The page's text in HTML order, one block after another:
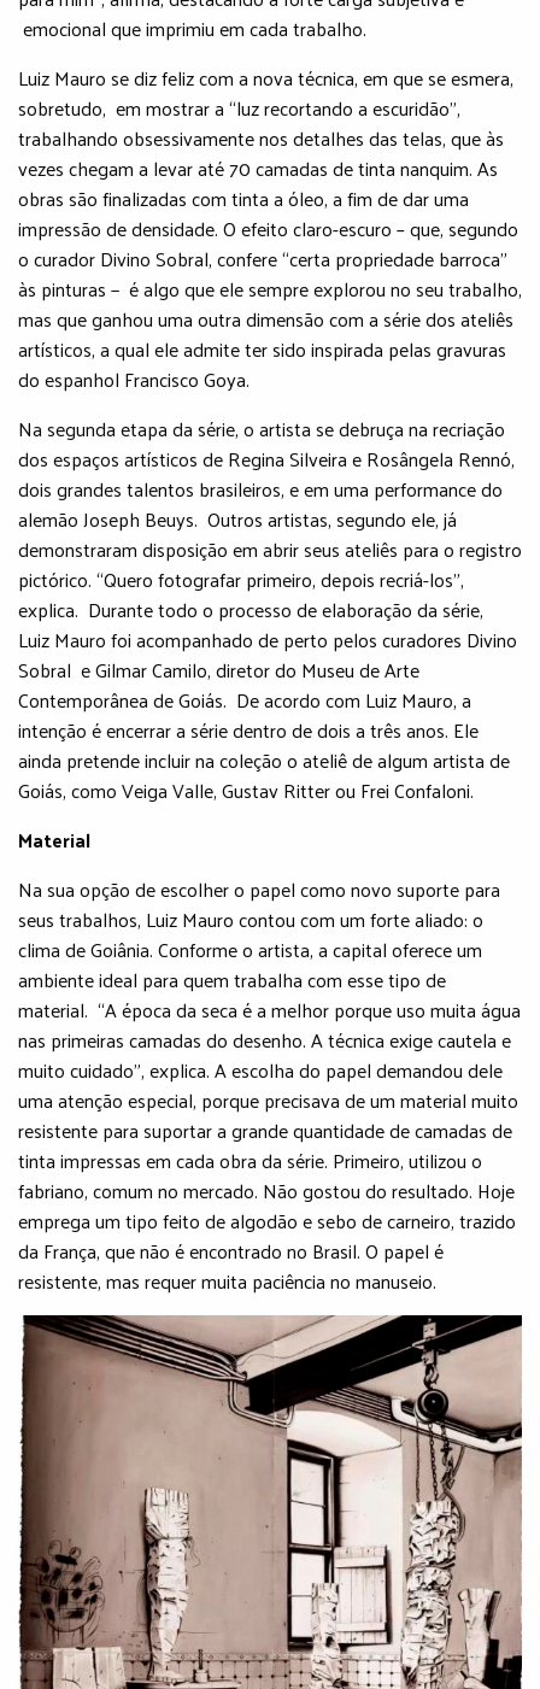
emocional que imprimiu em cada trabalho.
Luiz Mauro se diz feliz com a nova técnica, em que se esmera,
sobretudo, em mostrar a “luz recortando a escuridão”,
trabalhando obsessivamente nos detalhes das telas, que às
vezes chegam a levar até 70 camadas de tinta nanquim. As
obras são finalizadas com tinta a óleo, a fim de dar uma
impressão de densidade. O efeito claro-escuro – que, segundo
o curador Divino Sobral, confere “certa propriedade barroca”
às pinturas − é algo que ele sempre explorou no seu trabalho,
mas que ganhou uma outra dimensão com a série dos ateliês
artísticos, a qual ele admite ter sido inspirada pelas gravuras
do espanhol Francisco Goya.
Na segunda etapa da série, o artista se debruça na recriação
dos espaços artísticos de Regina Silveira e Rosângela Rennó,
dois grandes talentos brasileiros, e em uma performance do
alemão Joseph Beuys. Outros artistas, segundo ele, já
demonstraram disposição em abrir seus ateliês para o registro
pictórico. “Quero fotografar primeiro, depois recriá-los”,
explica. Durante todo o processo de elaboração da série,
Luiz Mauro foi acompanhado de perto pelos curadores Divino
Sobral e Gilmar Camilo, diretor do Museu de Arte
Contemporânea de Goiás. De acordo com Luiz Mauro, a
intenção é encerrar a série dentro de dois a três anos. Ele
ainda pretende incluir na coleção o ateliê de algum artista de
Goiás, como Veiga Valle, Gustav Ritter ou Frei Confaloni.
Material
Na sua opção de escolher o papel como novo suporte para
seus trabalhos, Luiz Mauro contou com um forte aliado: o
clima de Goiânia. Conforme o artista, a capital oferece um
ambiente ideal para quem trabalha com esse tipo de
material. “A época da seca é a melhor porque uso muita água
nas primeiras camadas do desenho. A técnica exige cautela e
muito cuidado”, explica. A escolha do papel demandou dele
uma atenção especial, porque precisava de um material muito
resistente para suportar a grande quantidade de camadas de
tinta impressas em cada obra da série. Primeiro, utilizou o
fabriano, comum no mercado. Não gostou do resultado. Hoje
emprega um tipo feito de algodão e sebo de carneiro, trazido
da França, que não é encontrado no Brasil. O papel é
resistente, mas requer muita paciência no manuseio.